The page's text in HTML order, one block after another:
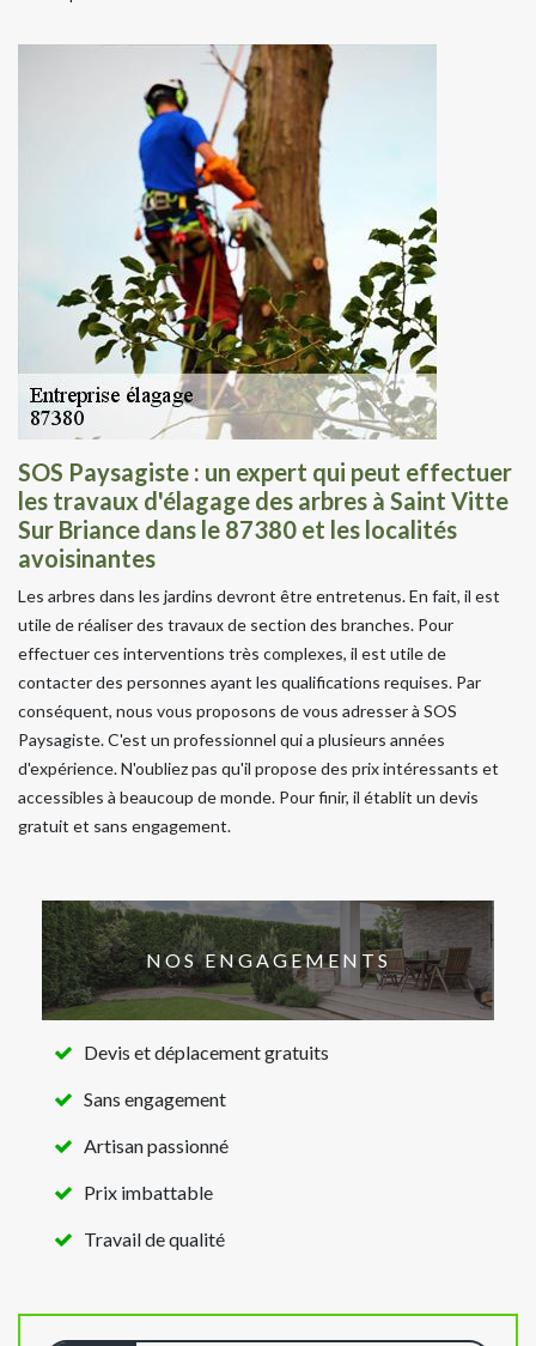
SOS Paysagiste : un expert qui peut effectuer
les travaux d'élagage des arbres à Saint Vitte
Sur Briance dans le 87380 et les localités
avoisinantes
Les arbres dans les jardins devront être entretenus. En fait, il est
utile de réaliser des travaux de section des branches. Pour
effectuer ces interventions très complexes, il est utile de
contacter des personnes ayant les qualifications requises. Par
conséquent, nous vous proposons de vous adresser à SOS
Paysagiste. C'est un professionnel qui a plusieurs années
d'expérience. N'oubliez pas qu'il propose des prix intéressants et
accessibles à beaucoup de monde. Pour finir, il établit un devis
gratuit et sans engagement.
NOS ENGAGEMENTS
Devis et déplacement gratuits
Sans engagement
Artisan passionné
Prix imbattable
Travail de qualité